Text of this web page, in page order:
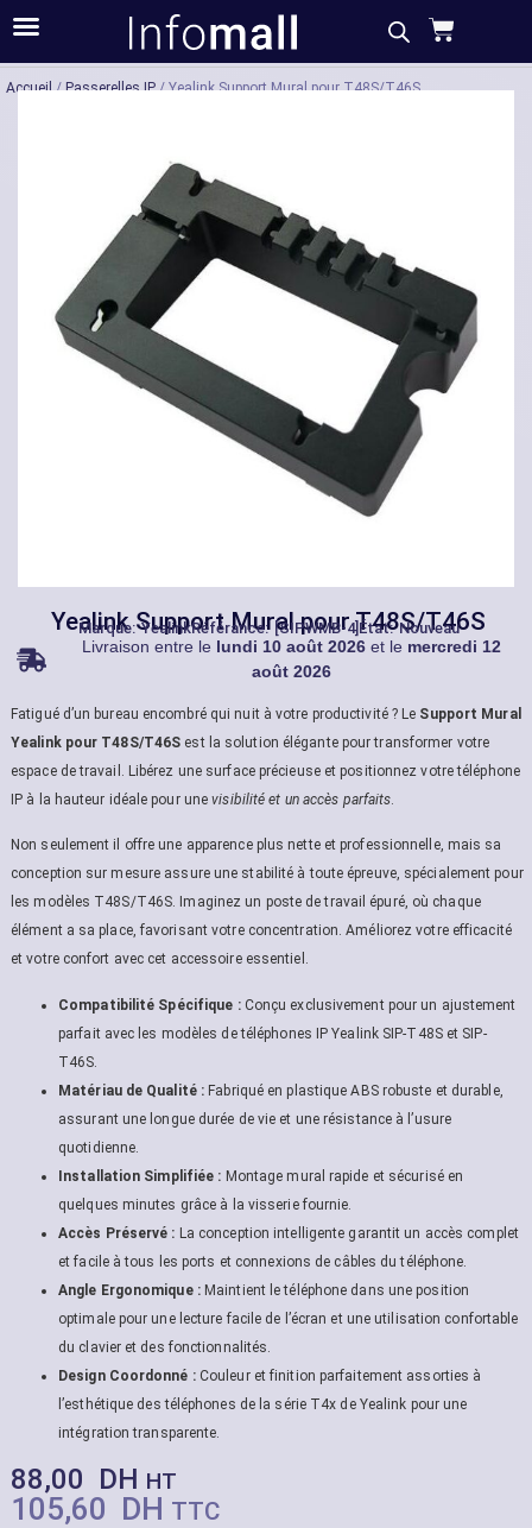
Acheter Description Caractéristiques
Accueil/Passerelles IP/ Yealink Support Mural pour T48S/T46S
Yealink Support Mural pour T48S/T46S
Marque:YealinkRéférance: [SIPWMB-4] État: Nouveau
Livraison entre le lundi 10 août 2026et le mercredi 12
août 2026
Fatigué d’un bureau encombré qui nuit à votre productivité ? Le Support Mural
Yealink pour T48S/T46S est la solution élégante pour transformer votre
espace de travail. Libérez une surface précieuse et positionnez votre téléphone
IP à la hauteur idéale pour unevisibilité et un accès parfaits.
Non seulement il offre une apparence plus nette et professionnelle, mais sa
conception sur mesure assure une stabilité à toute épreuve, spécialement pour
les modèles T48S/T46S. Imaginez un poste de travail épuré, où chaque
élément a sa place, favorisant votre concentration. Améliorez votre efficacité
et votre confort avec cet accessoire essentiel.
Compatibilité Spécifique :Conçu exclusivement pour un ajustement
parfait avec les modèles de téléphones IP Yealink SIP-T48S et SIP-
T46S.
Matériau de Qualité : Fabriqué en plastique ABS robuste et durable,
assurant une longue durée de vie et une résistance à l’usure
quotidienne.
Installation Simplifiée : Montage mural rapide et sécurisé en
quelques minutes grâce à la visserie fournie.
Accès Préservé : La conception intelligente garantit un accès complet
et facile à tous les ports et connexions de câbles du téléphone.
Angle Ergonomique :Maintient le téléphone dans une position
optimale pour une lecture facile de l’écran et une utilisation confortable
du clavier et des fonctionnalités.
Design Coordonné :Couleur et finition parfaitement assorties à
l’esthétique des téléphones de la série T4x de Yealink pour une
intégration transparente.
88,00 DH HT
105,60 DH TTC